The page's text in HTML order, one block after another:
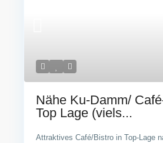
Nähe Ku-Damm/
Top Lage (viels...
Attraktives Café/Bistro in Top-Lage